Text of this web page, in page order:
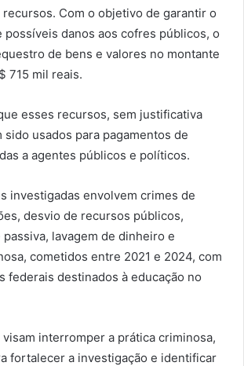
Com o objetivo de garantir o
possíveis danos aos cofres públicos, o
de bens e valores no montante
715 mil reais.
esses recursos, sem justificativa
sido usados para pagamentos de
a agentes públicos e políticos.
investigadas envolvem crimes de
desvio de recursos públicos,
lavagem de dinheiro e
cometidos entre 2021 e 2024, com
federais destinados à educação no
interromper a prática criminosa,
fortalecer a investigação e identificar